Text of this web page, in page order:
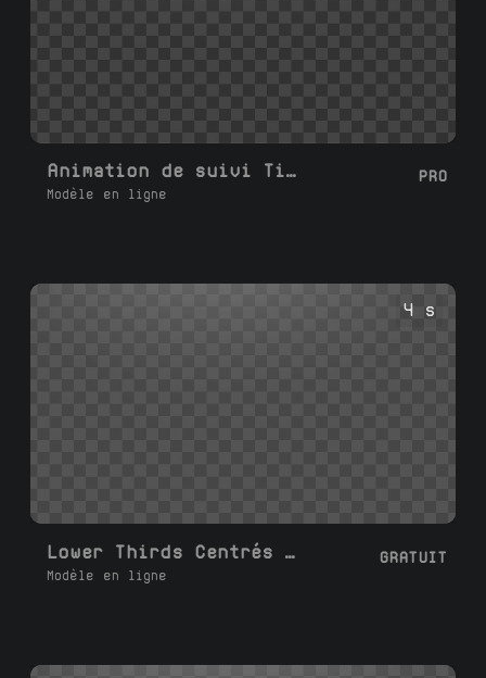
Animation de suivi TikTok
Modèle en ligne
PRO
4 s
Lower Thirds Centrés Personnalisés
Modèle en ligne
GRATUIT